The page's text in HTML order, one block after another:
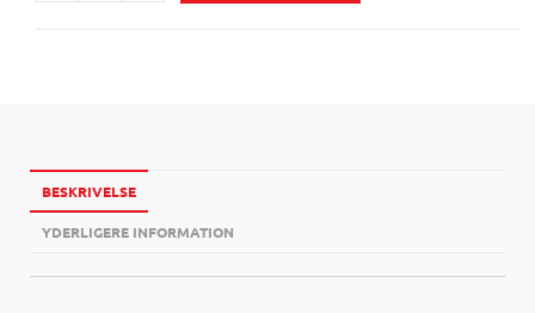
BESKRIVELSE
YDERLIGERE INFORMATION